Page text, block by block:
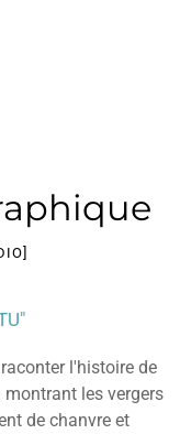
l'histoire de
montrant les vergers
de chanvre et